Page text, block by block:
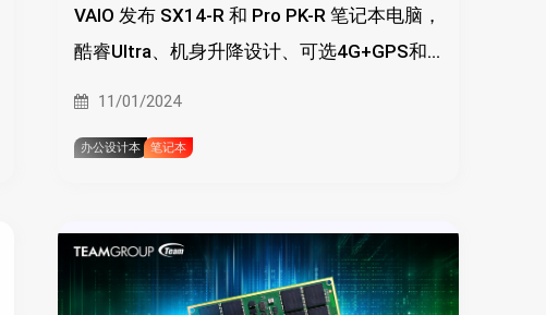
VAIO 发布 SX14-R 和 Pro PK-R 笔记本电脑，
酷睿Ultra、机身升降设计、可选4G+GPS和
11/01/2024
办公设计本 笔记本